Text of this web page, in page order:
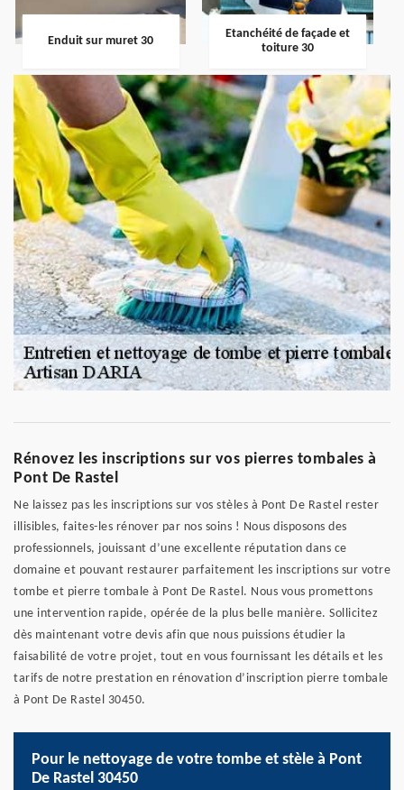
Enduit sur muret 30
Etanchéité de façade et
toiture 30
Rénovez les inscriptions sur vos pierres tombales à
Pont De Rastel
Ne laissez pas les inscriptions sur vos stèles à Pont De Rastel rester
illisibles, faites-les rénover par nos soins ! Nous disposons des
professionnels, jouissant d’une excellente réputation dans ce
domaine et pouvant restaurer parfaitement les inscriptions sur votre
tombe et pierre tombale à Pont De Rastel. Nous vous promettons
une intervention rapide, opérée de la plus belle manière. Sollicitez
dès maintenant votre devis afin que nous puissions étudier la
faisabilité de votre projet, tout en vous fournissant les détails et les
tarifs de notre prestation en rénovation d’inscription pierre tombale
à Pont De Rastel 30450.
Pour le nettoyage de votre tombe et stèle à Pont
De Rastel 30450